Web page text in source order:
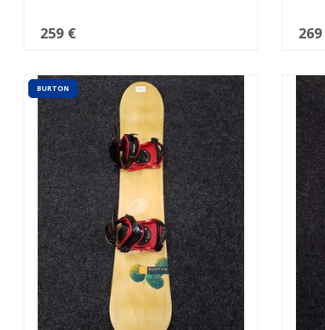
259 €
BURTON